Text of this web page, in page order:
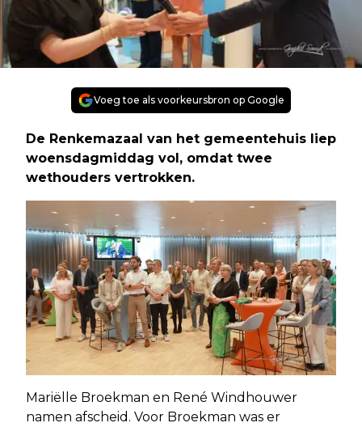
Voeg toe als voorkeursbron op Google
De Renkemazaal van het gemeentehuis liep
woensdagmiddag vol, omdat twee
wethouders vertrokken.
Mariëlle Broekman en René Windhouwer
namen afscheid. Voor Broekman was er